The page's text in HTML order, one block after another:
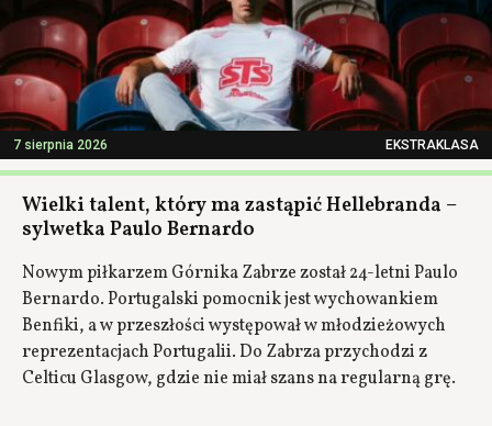
7 sierpnia 2026 EKSTRAKLASA
Wielki talent, który ma zastąpić Hellebranda –
sylwetka Paulo Bernardo
Nowym piłkarzem Górnika Zabrze został 24-letni Paulo
Bernardo. Portugalski pomocnik jest wychowankiem
Benfiki, a w przeszłości występował w młodzieżowych
reprezentacjach Portugalii. Do Zabrza przychodzi z
Celticu Glasgow, gdzie nie miał szans na regularną grę.